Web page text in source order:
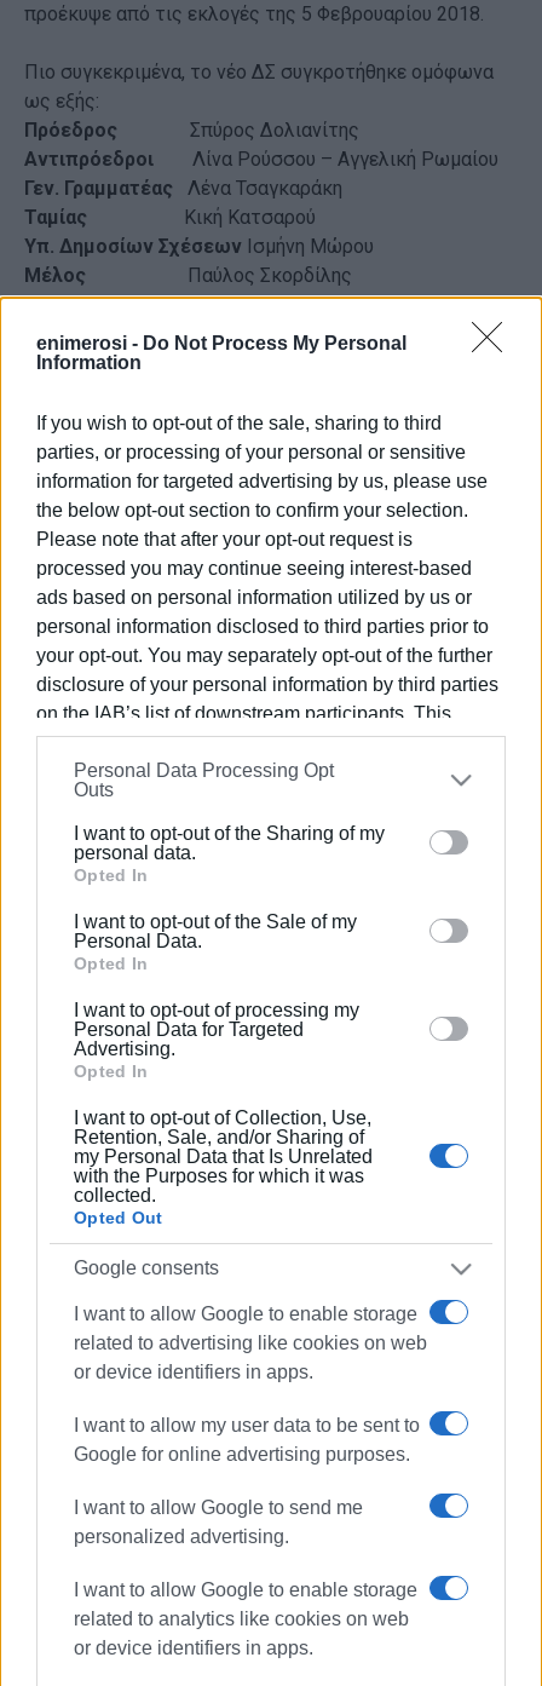
enimerosi - Do Not Process My Personal
Information
If you wish to opt-out of the sale, sharing to third
parties, or processing of your personal or sensitive
information for targeted advertising by us, please use
the below opt-out section to confirm your selection.
Please note that after your opt-out request is
processed you may continue seeing interest-based
ads based on personal information utilized by us or
personal information disclosed to third parties prior to
your opt-out. You may separately opt-out of the further
disclosure of your personal information by third parties
on the IAB’s list of downstream participants. This
information may also be disclosed by us to third parties
on theIAB’s List of Downstream Participants
that may
further disclose it to other third parties.
Please note that this website/app uses one or more
Google services and may gather and store information
behaviour. You may click to grant or deny consent to
Google and its third-party tags to use your data for
section.
Personal Data Processing Opt
Outs
I want to opt-out of the Sharing of my
personal data.
Opted In
I want to opt-out of the Sale of my
Personal Data.
Opted In
I want to opt-out of processing my
Personal Data for Targeted
Advertising.
Opted In
I want to opt-out of Collection, Use,
Retention, Sale, and/or Sharing of
my Personal Data that Is Unrelated
with the Purposes for which it was
collected.
Opted Out
Google consents
I want to allow Google to enable storage
related to advertising like cookies on web
or device identifiers in apps.
I want to allow my user data to be sent to
Google for online advertising purposes.
I want to allow Google to send me
personalized advertising.
I want to allow Google to enable storage
related to analytics like cookies on web
or device identifiers in apps.
προέκυψε από τις εκλογές της 5 Φεβρουαρίου 2018.
Πιο συγκεκριμένα, το νέο ΔΣ συγκροτήθηκε ομόφωνα
ως εξής:
Πρόεδρος Σπύρος Δολιανίτης
Αντιπρόεδροι
Λίνα Ρούσσου – Αγγελική Ρωμαίου
Γεν. Γραμματέας Λένα Τσαγκαράκη
Ταμίας
Κική Κατσαρού
Υπ. Δημοσίων Σχέσεων Ισμήνη Μώρου
Μέλος Παύλος Σκορδίλης
Εμφανίσεις: 84
Συνδρομητές στο e-paper
Σπύρος Δολιανίτης
Διοικητικό Συμβούλιο Στήριξη
απεξάρτηση
Σύλλογος ΣΤΗΡΙΞΗ κατά των
Λίνα Ρούσσου Αγγελική Ρωμαίου
Λένα Τσαγκαράκη Κική Κατσαρού
Επίτιμος Πρόεδρος της Ιονίου
Πολιτιστικής Ομοσπονδίας